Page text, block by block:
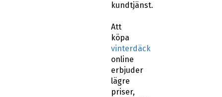
kundtjänst.
Att
köpa
vinterdäck
online
erbjuder
lägre
priser,